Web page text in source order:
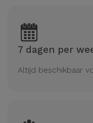
7 dagen per
Altijd beschikbaar